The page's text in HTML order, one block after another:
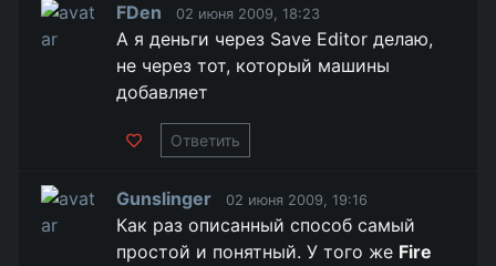
FDen 02 июня 2009, 18:23
А я деньги через Save Editor делаю,
не через тот, который машины
добавляет
Ответить
Gunslinger 02 июня 2009, 19:16
Как раз описанный способ самый
простой и понятный. У того же Fire